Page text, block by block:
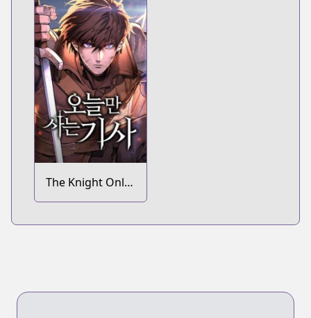
The Knight Only
Lives Today